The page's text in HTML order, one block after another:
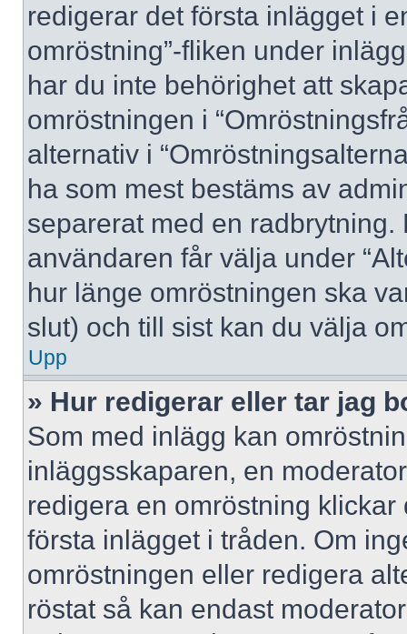
redigerar det första inlägget i
omröstning”-fliken under
har du inte behörighet att
omröstningen i
alternativ i
ha som mest bestäms av
separerat med en
användaren får välja under
hur länge omröstningen ska
slut) och till sist kan du välja
Upp
» Hur redigerar eller tar jag
Som med inlägg kan
inläggsskaparen, en
redigera en omröstning
första inlägget i tråden. Om
omröstningen eller redigera
röstat så kan endast